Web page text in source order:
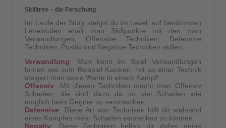
Skilltree – die Forschung
Im Laufe der Story steigst du im Level, auf bestimmten
Levelstufen ehält man Skillpunkte mit den man
Verwandlungen, Offensive Techniken, Defensive
Techniken, Positiv und Negative Techniken skillen.
Verwandlung: Man kann im Spiel Verwandlungen
lernen wie zum Beispiel Kaioken, mit so einer Technik
steigert man seine Werte in einem Kampf!
Offensiv: Mit diesen Techniken macht man Offensiv
Schaden, die sind dazu da so viel Schaden wie
möglich beim Gegner zu verursachen.
Defensive: Diese Art von Techniken hilft dir während
eines Kampfes mehr Schaden einstecken zu können.
Negativ: Diese Techniken helfen dir dabei deine